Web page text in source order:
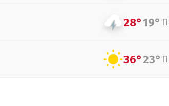
28°19°
36°23°